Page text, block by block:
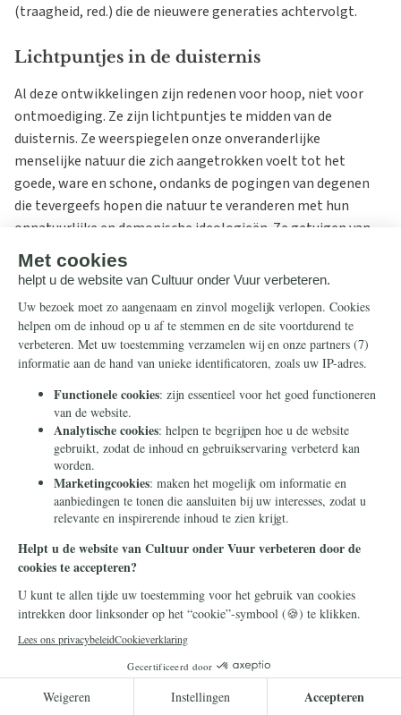
(traagheid, red.) die de nieuwere generaties achtervolgt.
Lichtpuntjes in de duisternis
Al deze ontwikkelingen zijn redenen voor hoop, niet voor
ontmoediging. Ze zijn lichtpuntjes te midden van de
duisternis. Ze weerspiegelen onze onveranderlijke
menselijke natuur die zich aangetrokken voelt tot het
goede, ware en schone, ondanks de pogingen van degenen
die tevergeefs hopen die natuur te veranderen met hun
onnatuurlijke en demonische ideologieën. Ze getuigen van
de werking van Gods genade. Deze aantrekkingskracht
bevestigt onze verbondenheid met een transcendente God
De achtergrond van de cultuur van
kinderloosheid
We kunnen de postmoderniteit niet beschouwen als een
puur natuurlijk fenomeen zonder enig verband met
bovennatuurlijke oorzaken. De huidige weigering om zich
voort te planten is zo in strijd met de menselijke natuur dat
er krachten aan het werk zijn die krachtige middelen
inzetten om de sterke instincten en driften te overwinnen
mensheid hebben verzekerd. Het doel van hetuitsterven
de mensheid kan niet meer in strijd zijn met wat het
betekent om mens te zijn.
Opstand tegen de Schepper
momentum van Rousseauiaanse kleinigheden en